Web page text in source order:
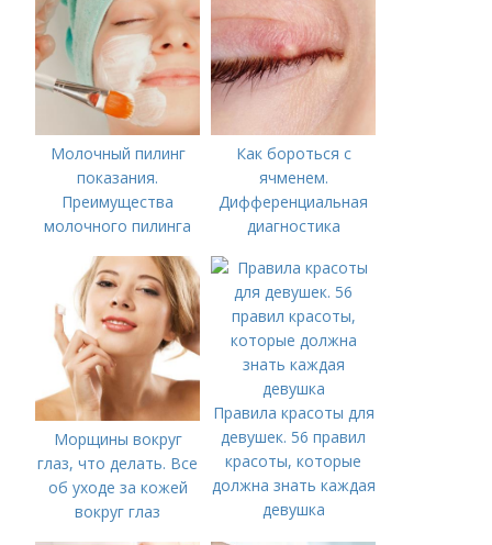
Молочный пилинг
показания.
Преимущества
молочного пилинга
Как бороться с
ячменем.
Дифференциальная
диагностика
Морщины вокруг
глаз, что делать. Все
об уходе за кожей
вокруг глаз
Правила красоты для
девушек. 56 правил
красоты, которые
должна знать каждая
девушка